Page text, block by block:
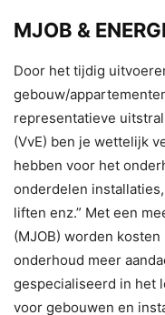
MJOB &
Door het tijdig
gebouw/
representatieve
(VvE) ben je wettelijk
hebben voor het
onderdelen
liften enz.” Met een
(MJOB) worden
onderhoud meer
gespecialiseerd in het
voor gebouwen en